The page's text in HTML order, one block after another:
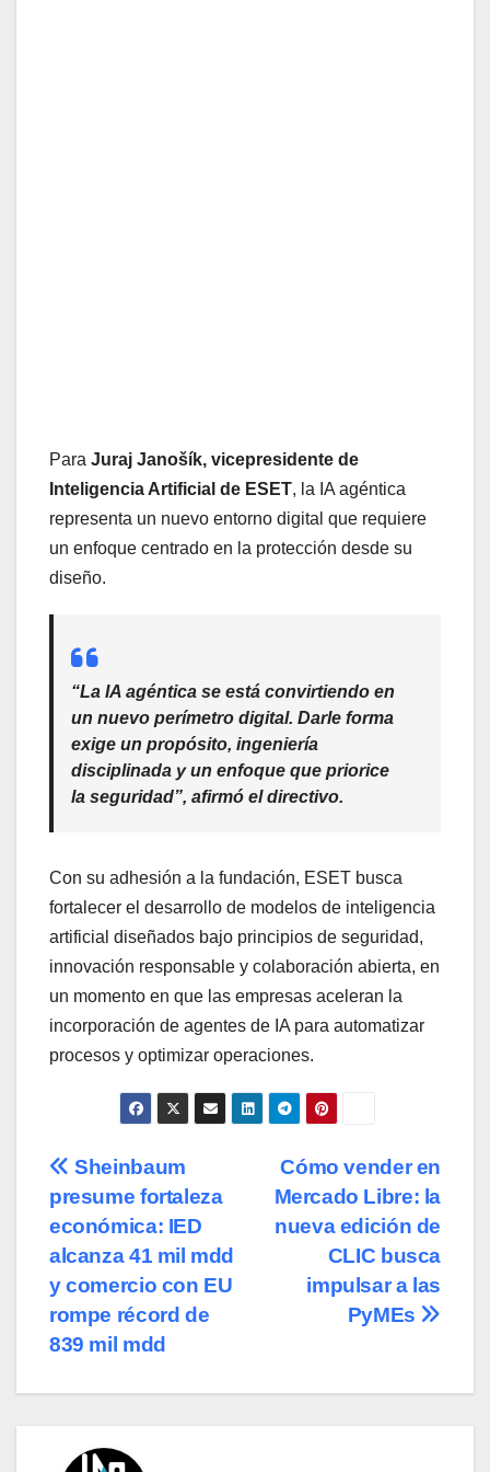
Para Juraj Janošík, vicepresidente de
Inteligencia Artificial de ESET, la IA agéntica
representa un nuevo entorno digital que requiere
un enfoque centrado en la protección desde su
diseño.
“La IA agéntica se está convirtiendo en
un nuevo perímetro digital. Darle forma
exige un propósito, ingeniería
disciplinada y un enfoque que priorice
la seguridad”, afirmó el directivo.
Con su adhesión a la fundación, ESET busca
fortalecer el desarrollo de modelos de inteligencia
artificial diseñados bajo principios de seguridad,
innovación responsable y colaboración abierta, en
un momento en que las empresas aceleran la
incorporación de agentes de IA para automatizar
procesos y optimizar operaciones.
Navegación
de
entradas
Cómo vender en
Mercado Libre: la
nueva edición de
CLIC busca
impulsar a las
PyMEs
Sheinbaum
presume fortaleza
económica: IED
alcanza 41 mil mdd
y comercio con EU
rompe récord de
839 mil mdd